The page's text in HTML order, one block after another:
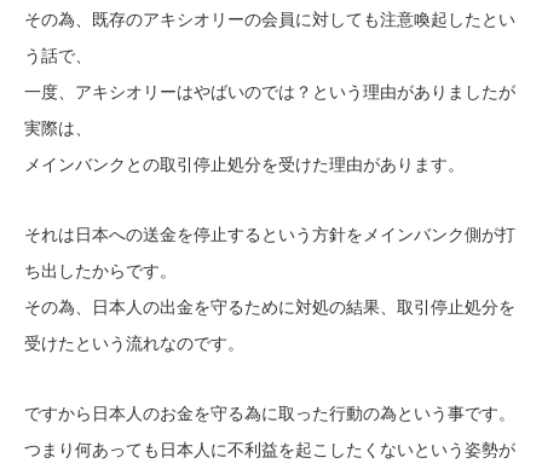
その為、既存のアキシオリーの会員に対しても注意喚起したとい
う話で、
一度、アキシオリーはやばいのでは？という理由がありましたが
実際は、
メインバンクとの取引停止処分を受けた理由があります。
それは日本への送金を停止するという方針をメインバンク側が打
ち出したからです。
その為、日本人の出金を守るために対処の結果、取引停止処分を
受けたという流れなのです。
ですから日本人のお金を守る為に取った行動の為という事です。
つまり何あっても日本人に不利益を起こしたくないという姿勢が